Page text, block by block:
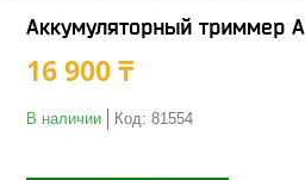
Аккумуляторный триммер
16 900 ₸
В наличии Код: 81554